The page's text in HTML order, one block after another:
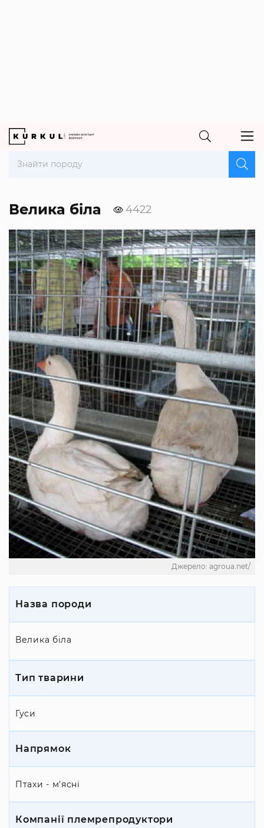
Велика біла 4422
Джерело: agroua.net/
Назва породи
Велика біла
Тип тварини
Гуси
Напрямок
Птахи - м’ясні
Компанії племрепродуктори